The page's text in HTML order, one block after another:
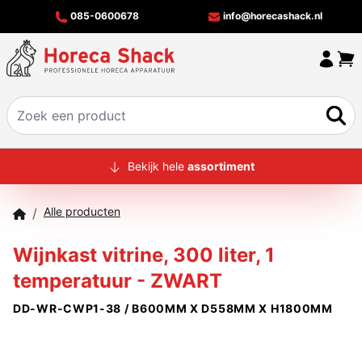
085-0600678 info@horecashack.nl
HOME
MERKEN
OFFERTECHECKER
CONTACT
Bekijk hele assortiment
/ Alle producten
Wijnkast vitrine, 300 liter, 1
temperatuur - ZWART
DD-WR-CWP1-38 / B600MM X D558MM X H1800MM